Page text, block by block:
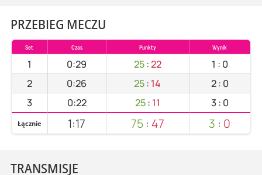
PRZEBIEG MECZU
Set Czas Punkty Wynik
1 0:29 25:22 1 : 0
2
0:26 25: 14 2: 0
3
0:22 25: 11 3: 0
Łącznie 1:17 75: 47 3 : 0
TRANSMISJE